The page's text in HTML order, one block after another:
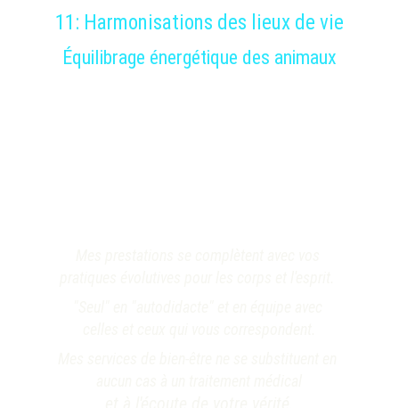
Équilibrage énergétique des animaux
11: Harmonisations des lieux de vie